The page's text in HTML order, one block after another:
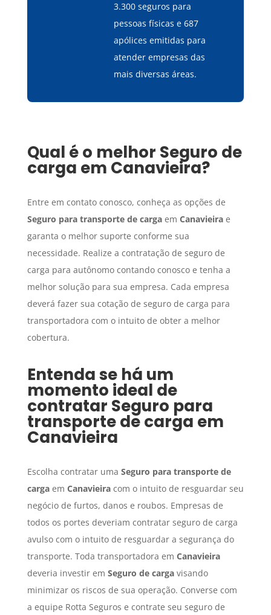
3.300 seguros para
pessoas físicas e 687
apólices emitidas para
atender empresas das
mais diversas áreas.
Qual é o melhor Seguro de
carga em Canavieira?
Entre em contato conosco, conheça as opções de
Seguro para transporte de cargaem Canavieirae
garanta o melhor suporte conforme sua
necessidade. Realize a contratação de seguro de
carga para autônomo contando conosco e tenha a
melhor solução para sua empresa. Cada empresa
deverá fazer sua cotação de seguro de carga para
transportadora com o intuito de obter a melhor
cobertura.
Entenda se há um
momento ideal de
contratar Seguro para
transporte de carga em
Canavieira
Escolha contratar uma Seguro para transporte de
cargaem Canavieiracom o intuito de resguardar seu
negócio de furtos, danos e roubos. Empresas de
todos os portes deveriam contratar seguro de carga
avulso com o intuito de resguardar a segurança do
transporte. Toda transportadora em Canavieira
deveria investir em Seguro de cargavisando
minimizar os riscos de sua operação. Converse com
a equipe Rotta Seguros e contrate seu seguro de